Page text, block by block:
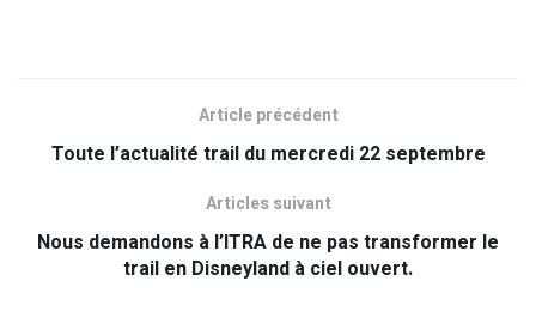
Article précédent
Toute l’actualité trail du mercredi 22 septembre
Articles suivant
Nous demandons à l’ITRA de ne pas transformer le
trail en Disneyland à ciel ouvert.